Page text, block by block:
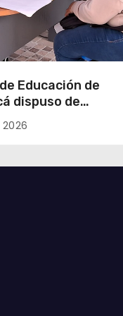
Educación de
dispuso de
para apoyar
Admisión Escolar